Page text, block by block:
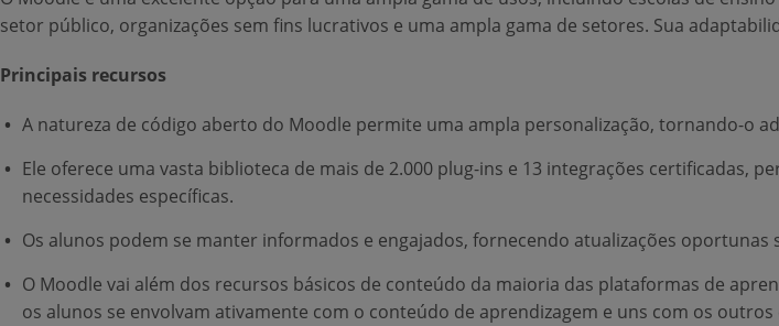
setor público, organizações sem fins lucrativos e uma ampla gama de setores. Sua
Principais recursos
A natureza de código aberto do Moodle permite uma ampla personalização, tornando-o
Ele oferece uma vasta biblioteca de mais de 2.000 plug-ins e 13 integrações certificadas,
necessidades específicas.
Os alunos podem se manter informados e engajados, fornecendo atualizações
O Moodle vai além dos recursos básicos de conteúdo da maioria das plataformas de
os alunos se envolvam ativamente com o conteúdo de aprendizagem e uns com os